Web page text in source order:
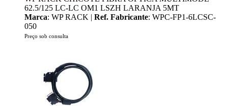
62.5/125 LC-LC OM1 LSZH LARANJA 5MT
Marca: WP RACK | Ref. Fabricante: WPC-FP1-6LCSC-
050
Preço sob consulta